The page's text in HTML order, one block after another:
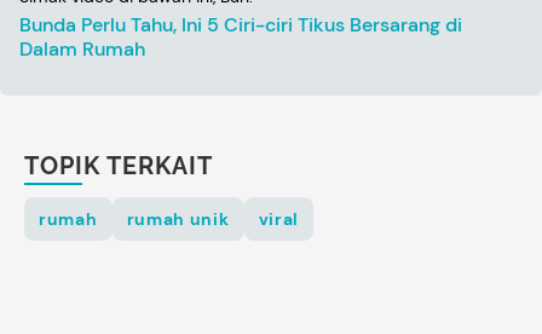
Bunda Perlu Tahu, Ini 5 Ciri-ciri Tikus Bersarang di
Dalam Rumah
TOPIK TERKAIT
rumah rumah unik viral